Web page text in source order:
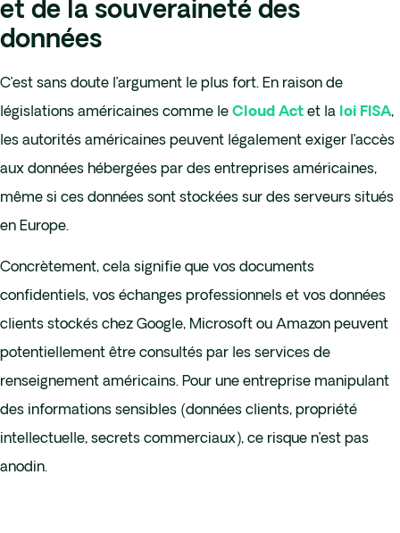
et de la souveraineté des
données
C’est sans doute l’argument le plus fort. En raison de
législations américaines comme le Cloud Act et la loi FISA,
les autorités américaines peuvent légalement exiger l’accès
aux données hébergées par des entreprises américaines,
même si ces données sont stockées sur des serveurs situés
en Europe.
Concrètement, cela signifie que vos documents
confidentiels, vos échanges professionnels et vos données
clients stockés chez Google, Microsoft ou Amazon peuvent
potentiellement être consultés par les services de
renseignement américains. Pour une entreprise manipulant
des informations sensibles (données clients, propriété
intellectuelle, secrets commerciaux), ce risque n’est pas
anodin.